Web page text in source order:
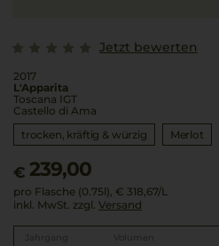
Jetzt bewerten
2017
L'Apparita
Toscana IGT
Castello di Ama
trocken, kräftig & würzig
Merlot
€ 239,00
pro Flasche (0.75l), € 318,67/L
inkl. MwSt. zzgl. Versand